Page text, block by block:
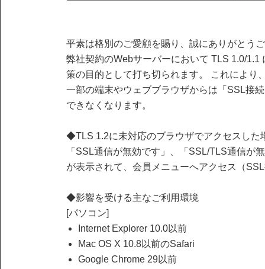
平素は格別のご愛顧を賜り、誠にありがとう
弊社契約のWebサーバーにおいて TLS 1.0/1.1
策の目的として打ち切られます。 これにより
一部の端末やウェブブラウザからは「SSL接
できなくなります。
◆TLS 1.2に未対応のブラウザでアクセスした
「SSL通信が無効です」、「SSL/TLS通信が
が表示されて、会員メニューへアクセス（
◆影響を受ける主なご利用環境
[パソコン]
Internet Explorer 10.0以前
Mac OS X 10.8以前のSafari
Google Chrome 29以前